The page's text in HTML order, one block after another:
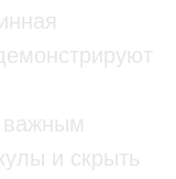
важным
и скрыть